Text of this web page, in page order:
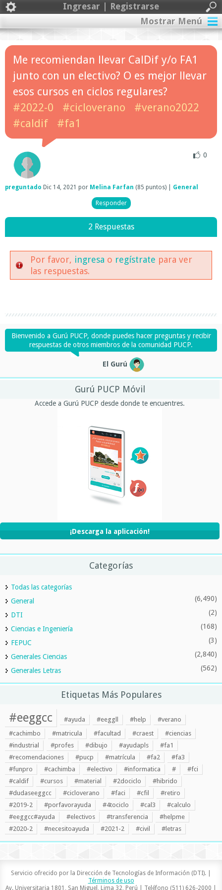
Ingresar | Registrarse
Mostrar Menú
Me recomiendan llevar CalDif y/o FA1
junto con un electivo? O es mejor llevar
esos cursos en ciclos regulares?
#2022-0
#cicloverano
#verano2022
#caldif
#fa1
0
preguntado Dic 14, 2021 por Melina Farfan (85 puntos) General
2 Respuestas
Por favor, ingresa o regístrate para ver
las respuestas.
Bienvenido a Gurú PUCP, donde puedes hacer preguntas y recibir
respuestas de otros miembros de la comunidad PUCP.
El Gurú
Gurú PUCP Móvil
Accede a Gurú PUCP desde donde te encuentres.
¡Descarga la aplicación!
Categorías
Todas las categorías
General
(6,490)
DTI (2)
Ciencias e Ingeniería (168)
FEPUC (3)
Generales Ciencias (2,840)
Generales Letras (562)
Etiquetas Más Populares
#eeggcc #ayuda #eeggll #help
#verano
#cachimbo
#matricula #facultad #craest
#ciencias
#industrial
#profes #dibujo #ayudapls
#fa1
#recomendaciones
#pucp #matrícula #fa2
#fa3
#funpro
#cachimba #electivo #informatica #
#fci
#caldif
#cursos #material #2dociclo
#hibrido
#dudaseeggcc
#cicloverano #faci #cfil
#retiro
#2019-2
#porfavorayuda #4tociclo #cal3
#calculo
#eeggcc#ayuda
#electivos #transferencia
#helpme
#2020-2
#necesitoayuda #2021-2 #civil #letras
Servicio ofrecido por la Dirección de Tecnologías de Información (DTI). |
Términos de uso
Av. Universitaria 1801, San Miguel, Lima 32, Perú | Teléfono (511) 626-2000 |